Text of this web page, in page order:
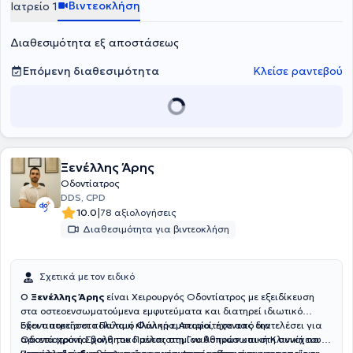
ιατρείο, με ελβετική τεχνογνωσία, αντιμετωπίζονται χειρουργικά
οστεονέκρωσης των γνάθων, αντιμετώπιση κροταφογναθικού
του προσώπου.
Ιατρείο 1 Βιντεοκλήση
Διαθεσιμότητα εξ αποστάσεως
Επόμενη διαθεσιμότητα
Κλείσε ραντεβού
Ξενέλλης Άρης
Οδοντίατρος
DDS, CPD
10.0|78 αξιολογήσεις
Διαθεσιμότητα για βιντεοκλήση
Σχετικά με τον ειδικό
Ο Ξενέλλης Άρης είναι Χειρουργός Οδοντίατρος με εξειδίκευση
στα οστεοενσωματούμενα εμφυτεύματα και διατηρεί ιδιωτικό
οδοντιατρείο στο Παλαιό Φάληρο. Αποφοίτησε από την
Οδοντιατρική Σχολή του Πανεπιστημίου Αθηνών και στη συνέχεια
Έχει αποκτήσει πολύτιμη κλινική εμπειρία, έχοντας διατελέσει για
αρκετά χρόνια βοηθητικό μέλος στη Γναθοπροσωπική Κλινική του